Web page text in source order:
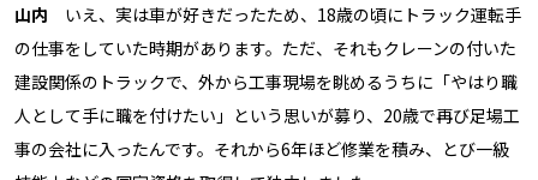
山内 いえ、実は車が好きだったため、18歳の頃にトラック運転手
の仕事をしていた時期があります。ただ、それもクレーンの付いた
建設関係のトラックで、外から工事現場を眺めるうちに「やはり職
人として手に職を付けたい」という思いが募り、20歳で再び足場工
事の会社に入ったんです。それから6年ほど修業を積み、とび一級